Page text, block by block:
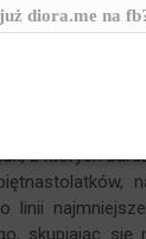
z cynizmem
status quo w
za to
z których
linii
skupiając się
diora.me na